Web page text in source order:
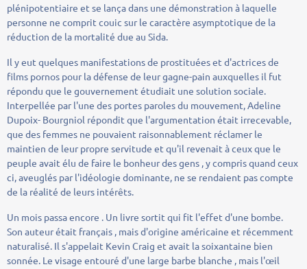
plénipotentiaire et se lança dans une démonstration à laquelle
personne ne comprit couic sur le caractère asymptotique de la
réduction de la mortalité due au Sida.
Il y eut quelques manifestations de prostituées et d'actrices de
films pornos pour la défense de leur gagne-pain auxquelles il fut
répondu que le gouvernement étudiait une solution sociale.
Interpellée par l'une des portes paroles du mouvement, Adeline
Dupoix- Bourgniol répondit que l'argumentation était irrecevable,
que des femmes ne pouvaient raisonnablement réclamer le
maintien de leur propre servitude et qu'il revenait à ceux que le
peuple avait élu de faire le bonheur des gens , y compris quand ceux
ci, aveuglés par l'idéologie dominante, ne se rendaient pas compte
de la réalité de leurs intérêts.
Un mois passa encore . Un livre sortit qui fit l'effet d'une bombe.
Son auteur était français , mais d'origine américaine et récemment
naturalisé. Il s'appelait Kevin Craig et avait la soixantaine bien
sonnée. Le visage entouré d'une large barbe blanche , mais l'œil